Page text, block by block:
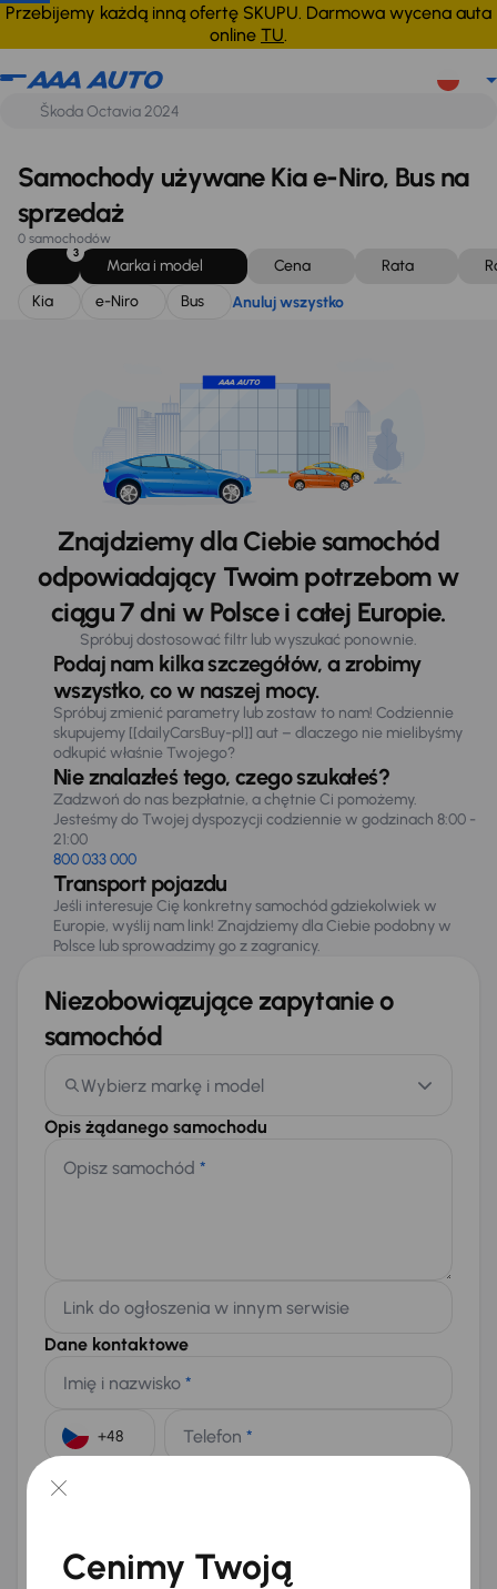
Przebijemy każdą inną ofertę SKUPU. Darmowa wycena auta
online TU.
Kia e-Niro Bus Anuluj wszystko
Samochody używane Kia e-Niro, Bus na
sprzedaż
0 samochodów
3
Marka i model Cena Rata
Kia
e-Niro Bus Anuluj wszystko
Znajdziemy dla Ciebie samochód
odpowiadający Twoim potrzebom w
ciągu 7 dni w Polsce i całej Europie.
Spróbuj dostosować filtr lub wyszukać ponownie.
Podaj nam kilka szczegółów, a zrobimy
wszystko, co w naszej mocy.
Spróbuj zmienić parametry lub zostaw to nam! Codziennie
skupujemy [[dailyCarsBuy-pl]] aut – dlaczego nie mielibyśmy
odkupić właśnie Twojego?
Nie znalazłeś tego, czego szukałeś?
Zadzwoń do nas bezpłatnie, a chętnie Ci pomożemy.
Jesteśmy do Twojej dyspozycji codziennie w godzinach 8:00 -
21:00
800 033 000
Transport pojazdu
Jeśli interesuje Cię konkretny samochód gdziekolwiek w
Europie, wyślij nam link! Znajdziemy dla Ciebie podobny w
Polsce lub sprowadzimy go z zagranicy.
Niezobowiązujące zapytanie o
samochód
Wybierz markę i model
Opis żądanego samochodu
Opisz samochód *
Link do ogłoszenia w innym serwisie
Dane kontaktowe
Imię i nazwisko *
Telefon *
E-mail
Na numer telefonu (opcjonalnie)
Cenimy Twoją